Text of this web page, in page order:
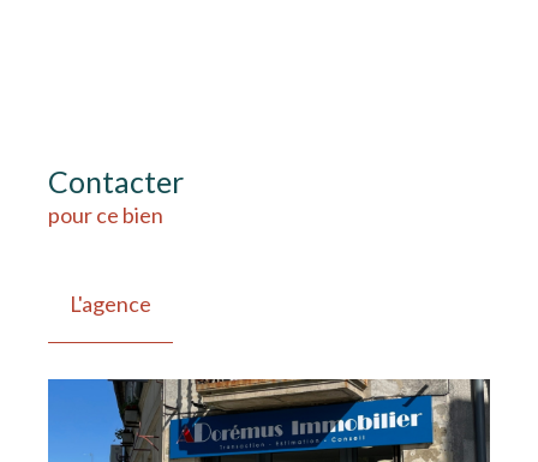
Contacter
pour ce bien
L'agence